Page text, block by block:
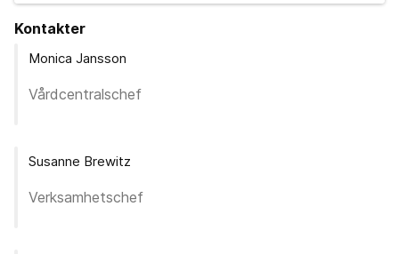
Kontakter
Monica Jansson
Vårdcentralschef
Susanne Brewitz
Verksamhetschef